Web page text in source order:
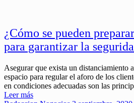
¿Cómo se pueden
para garantizar la
Asegurar que exista un distanciamiento
espacio para regular el aforo de los
en condiciones adecuadas son las
Leer más